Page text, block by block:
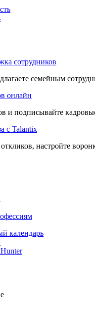
сотрудников
семейным
онлайн
и подписывайте
с Talantix
настройте
календарь